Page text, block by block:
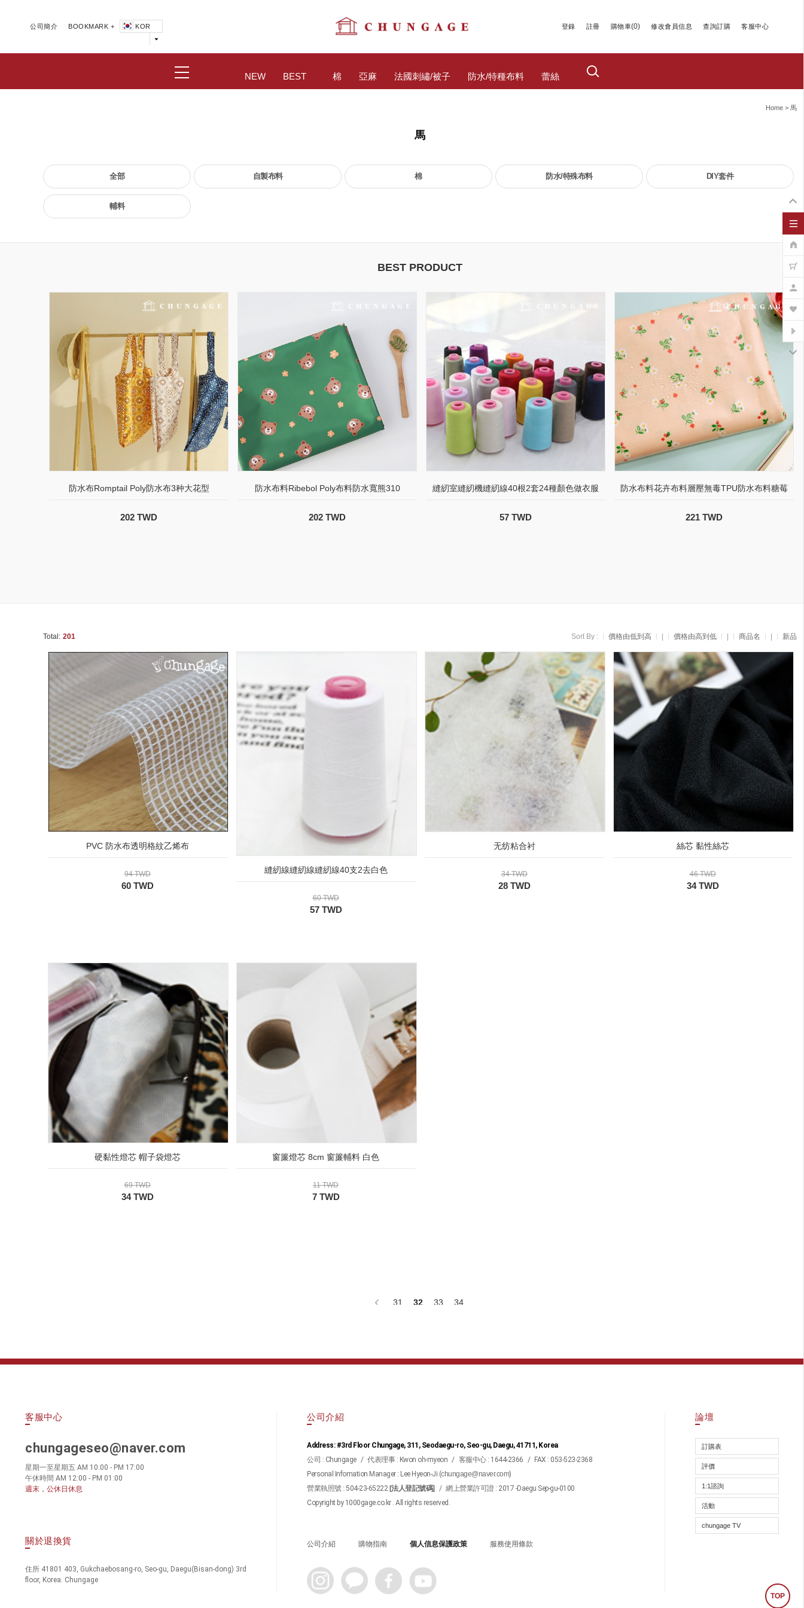
TOP
公司簡介 BOOKMARK + KOR 登錄 註冊 購物車(0) 修改會員信息 查詢訂購 客服中心
NEW BEST 棉 亞麻 法國刺繡/被子 防水/特種布料 蕾絲
Home > 馬
馬
全部 自製布料 棉 防水/特殊布料 DIY套件
輔料
BEST PRODUCT
防水布Romptail Poly防水布3种大花型
202 TWD
防水布料Ribebol Poly布料防水寬熊310
202 TWD
縫紉室縫紉機縫紉線40根2套24種顏色做衣服
57 TWD
防水布料花卉布料層壓無毒TPU防水布料糖莓
221 TWD
Total: 201 Sort By : 價格由低到高 價格由高到低 商品名 新品
PVC 防水布透明格紋乙烯布
94 TWD
60 TWD
縫紉線縫紉線縫紉線40支2去白色
60 TWD
57 TWD
无纺粘合衬
34 TWD
28 TWD
絲芯 黏性絲芯
46 TWD
34 TWD
硬黏性燈芯 帽子袋燈芯
69 TWD
34 TWD
窗簾燈芯 8cm 窗簾輔料 白色
11 TWD
7 TWD
31 32 33 34
客服中心
chungageseo@naver.com
星期一至星期五 AM 10:00 - PM 17:00
午休時間 AM 12:00 - PM 01:00
週末，公休日休息
關於退換貨
住所 41801 403, Gukchaebosang-ro, Seo-gu, Daegu(Bisan-dong) 3rd
floor, Korea. Chungage
公司介紹
Address: #3rd Floor Chungage, 311, Seodaegu-ro, Seo-gu, Daegu, 41711, Korea
公司 : Chungage / 代表理事 : Kwon oh-myeon / 客服中心 : 1644-2366 /
FAX : 053-523-2368
Personal Infomation Manager : Lee Hyeon-Ji (chungage@naver.com)
營業執照號 : 504-23-65222 [法人登記號碼] / 網上營業許可證 : 2017 -Daegu Sep-gu-0100
Copyright by 1000gage.co.kr . All rights reserved.
公司介紹 購物指南 個人信息保護政策 服務使用條款
論壇
訂購表
評價
1:1諮詢
活動
chungage TV